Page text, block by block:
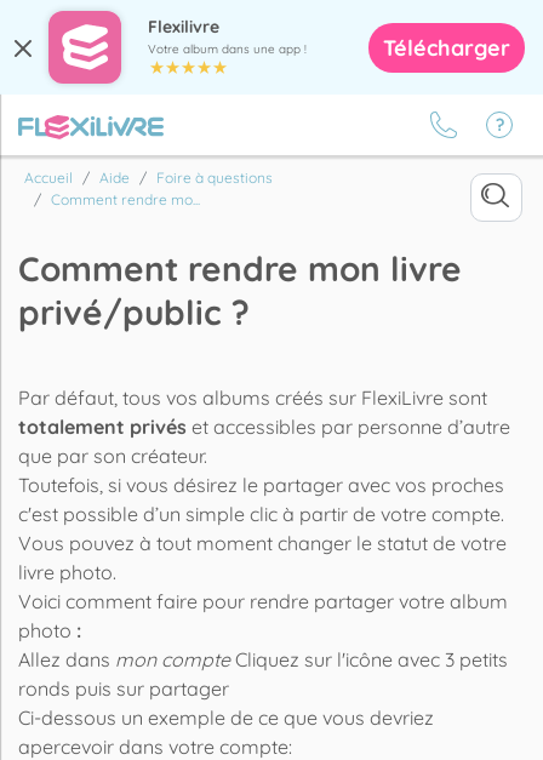
Flexilivre
Votre album dans une app ! Télécharger
Accueil Aide
Foire à questions
Comment rendre mo...
Comment rendre mon livre
privé/public ?
Par défaut, tous vos albums créés sur FlexiLivre sont
totalement privés et accessibles par personne d’autre
que par son créateur.
Toutefois, si vous désirez le partager avec vos proches
c'est possible d’un simple clic à partir de votre compte.
Vous pouvez à tout moment changer le statut de votre
livre photo.
Voici comment faire pour rendre partager votre album
photo :
Allez dans mon compteCliquez sur l'icône avec 3 petits
ronds puis sur partager
Ci-dessous un exemple de ce que vous devriez
apercevoir dans votre compte: